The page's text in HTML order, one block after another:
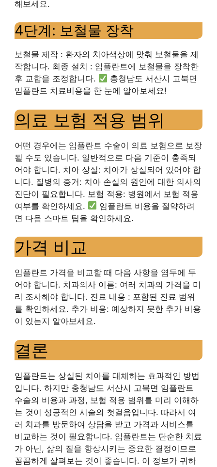
해보세요.
4단계: 보철물 장착
보철물 제작 : 환자의 치아색상에 맞춰 보철물을 제
작합니다. 최종 설치 : 임플란트에 보철물을 장착한
후 교합을 조정합니다.
충청남도 서산시 고북면
임플란트 치료비용을 한 눈에 알아보세요!
의료 보험 적용 범위
어떤 경우에는 임플란트 수술이 의료 보험으로 보장
될 수도 있습니다. 일반적으로 다음 기준이 충족되
어야 합니다. 치아 상실: 치아가 상실되어 있어야 합
니다. 질병의 증거: 치아 손실의 원인에 대한 의사의
진단이 필요합니다. 보험 적용: 병원에서 보험 적용
여부를 확인하세요.
임플란트 비용을 절약하려
면 다음 스마트 팁을 확인하세요.
가격 비교
임플란트 가격을 비교할 때 다음 사항을 염두에 두
어야 합니다. 치과의사 이름: 여러 치과의 가격을 미
리 조사해야 합니다. 진료 내용 : 포함된 진료 범위
를 확인하세요. 추가 비용: 예상하지 못한 추가 비용
이 있는지 알아보세요.
결론
임플란트는 상실된 치아를 대체하는 효과적인 방법
입니다. 하지만 충청남도 서산시 고북면 임플란트
수술의 비용과 과정, 보험 적용 범위를 미리 이해하
는 것이 성공적인 시술의 첫걸음입니다. 따라서 여
러 치과를 방문하여 상담을 ​​받고 가격과 서비스를
비교하는 것이 필요합니다. 임플란트는 단순한 치료
가 아닌, 삶의 질을 향상시키는 중요한 결정이므로
꼼꼼하게 살펴보는 것이 좋습니다. 이 정보가 귀하